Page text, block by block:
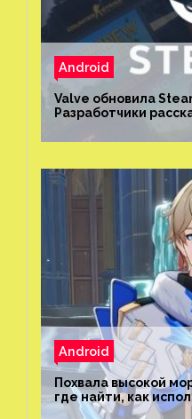
Android
Valve обновила
Разработчики
Android
Похвала высокой
где найти, как
скрытые